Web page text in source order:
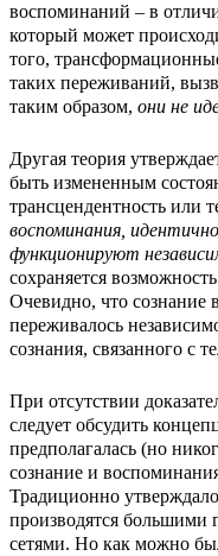
воспоминаний – в
который может
того,
таких переживаний,
таким образом, они не
Другая теория
быть измененным
трансцендентность или
воспоминания,
функционируют
сохраняется возможность
Очевидно, что сознание
переживалось
сознания, связанного с
При отсутствии
следует обсудить
предполагалась (но
сознание и
Традиционно
производятся
сетями. Но как можно